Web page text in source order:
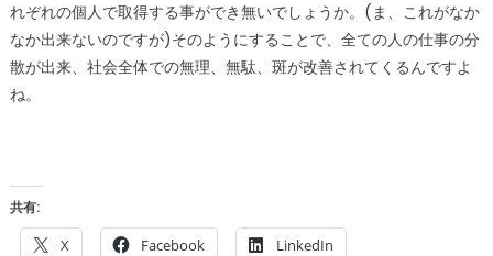
れぞれの個人で取得する事ができ無いでしょうか。(ま、これがなか
なか出来ないのですが)そのようにすることで、全ての人の仕事の分
散が出来、社会全体での無理、無駄、斑が改善されてくるんですよ
ね。
共有:
X Facebook LinkedIn